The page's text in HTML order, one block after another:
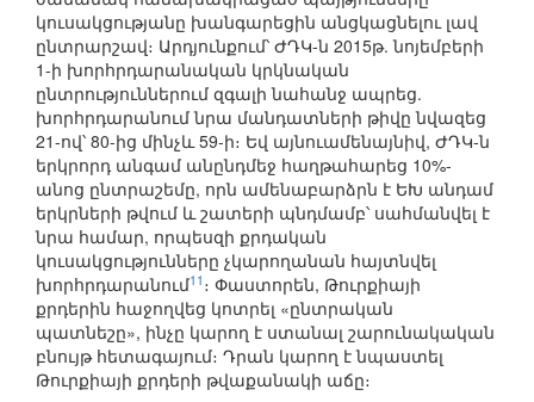
կուսակցությանը խանգարեցին անցկացնելու լավ
ընտրարշավ։ Արդյունքում՝ ԺԴԿ-ն 2015թ. նոյեմբերի
1-ի խորհրդարանական կրկնական
ընտրություններում զգալի նահանջ ապրեց.
խորհրդարանում նրա մանդատների թիվը նվազեց
21-ով՝ 80-ից մինչև 59-ի։ Եվ այնուամենայնիվ, ԺԴԿ-ն
երկրորդ անգամ անընդմեջ հաղթահարեց 10%-
անոց ընտրաշեմը, որն ամենաբարձրն է ԵԽ անդամ
երկրների թվում և շատերի պնդմամբ՝ սահմանվել է
նրա համար, որպեսզի քրդական
կուսակցությունները չկարողանան հայտնվել
խորհրդարանում11 ։ Փաստորեն, Թուրքիայի
քրդերին հաջողվեց կոտրել «ընտրական
պատնեշը», ինչը կարող է ստանալ շարունակական
բնույթ հետագայում։ Դրան կարող է նպաստել
Թուրքիայի քրդերի թվաքանակի աճը։